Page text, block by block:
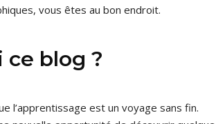
vous êtes au bon endroit.
ce blog ?
l’apprentissage est un voyage sans fin.